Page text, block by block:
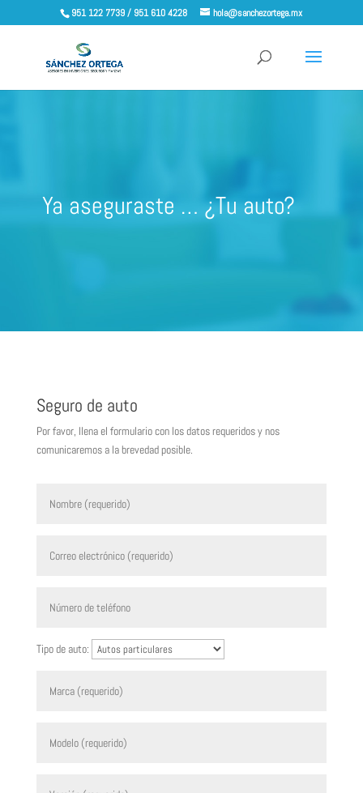
951 122 7739 / 951 610 4228 hola@sanchezortega.mx
Ya aseguraste … ¿Tu auto?
Seguro de auto
Por favor, llena el formulario con los datos requeridos y nos
comunicaremos a la brevedad posible.
Tipo de auto: